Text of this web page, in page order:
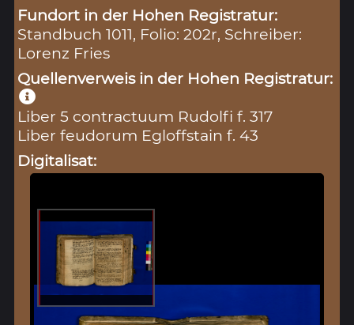
Fundort in der Hohen Registratur:
Standbuch 1011, Folio: 202r, Schreiber:
Lorenz Fries
Quellenverweis in der Hohen Registratur:
Liber 5 contractuum Rudolfi f. 317
Liber feudorum Egloffstain f. 43
Digitalisat: